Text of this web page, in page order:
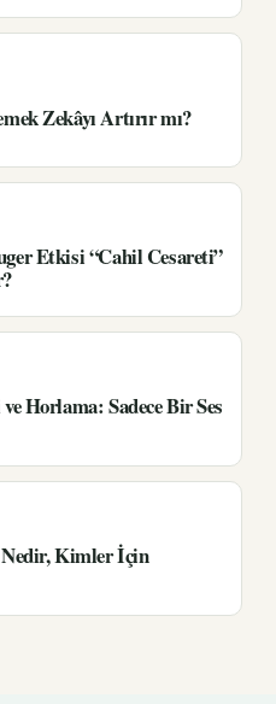
Zekâyı Artırır mı?
Etkisi “Cahil Cesareti”
Horlama: Sadece Bir Ses
Nedir, Kimler İçin